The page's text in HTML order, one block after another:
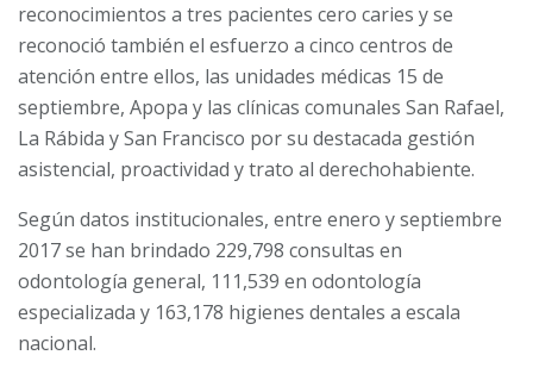
reconocimientos a tres pacientes cero caries y se
reconoció también el esfuerzo a cinco centros de
atención entre ellos, las unidades médicas 15 de
septiembre, Apopa y las clínicas comunales San Rafael,
La Rábida y San Francisco por su destacada gestión
asistencial, proactividad y trato al derechohabiente.
Según datos institucionales, entre enero y septiembre
2017 se han brindado 229,798 consultas en
odontología general, 111,539 en odontología
especializada y 163,178 higienes dentales a escala
nacional.